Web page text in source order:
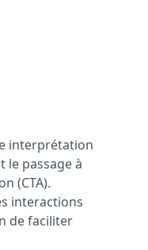
interprétation
le passage à
(CTA).
interactions
de faciliter